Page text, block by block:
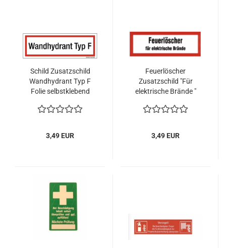
Schild Zusatzschild
Wandhydrant Typ F
Folie selbstklebend
3,49 EUR
Feuerlöscher
Zusatzschild "Für
elektrische Brände "
150x52mm
3,49 EUR